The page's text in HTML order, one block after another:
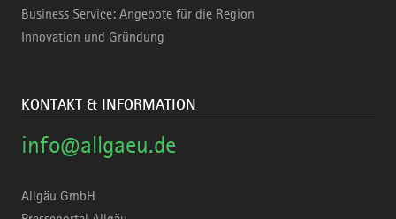
Business Service: Angebote für die Region
Innovation und Gründung
KONTAKT & INFORMATION
info@allgaeu.de
Allgäu GmbH